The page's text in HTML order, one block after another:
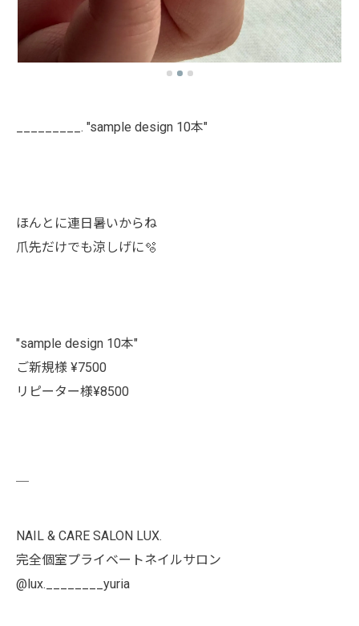
_________. "sample design 10本"
ほんとに連日暑いからね
爪先だけでも涼しげに🫧
"sample design 10本"
ご新規様 ¥7500
リピーター様¥8500
NAIL & CARE SALON LUX.
完全個室プライベートネイルサロン
@lux.________yuria